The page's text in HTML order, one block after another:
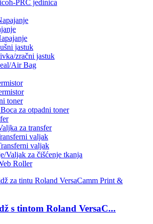
PRC jedinica
jastuk
zračni jastuk
Air Bag
toner
za otpadni toner
za transfer
valjak
valjak
Valjak za čišćenje tkanja
Roller
s tintom Roland VersaC...